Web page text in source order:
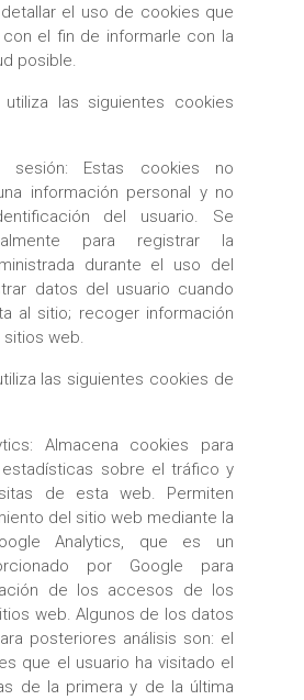
el uso de cookies que
el fin de informarle con la
posible.
las siguientes cookies
sesión: Estas cookies no
información personal y no
del usuario. Se
para registrar la
durante el uso del
datos del usuario cuando
al sitio; recoger información
web.
las siguientes cookies de
Almacena cookies para
sobre el tráfico y
de esta web. Permiten
del sitio web mediante la
Analytics, que es un
por Google para
de los accesos de los
web. Algunos de los datos
posteriores análisis son: el
que el usuario ha visitado el
de la primera y de la última